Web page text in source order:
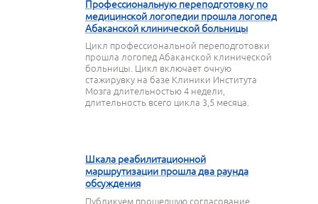
Профессиональную переподготовку по
медицинской логопедии прошла логопед
Абаканской клинической больницы
Цикл профессиональной переподготовки
прошла логопед Абаканской клинической
больницы. Цикл включает очную
стажирувку на базе Клиники Института
Мозга длительностью 4 недели,
длительность всего цикла 3,5 месяца.
Шкала реабилитационной
маршрутизации прошла два раунда
обсуждения
Публикуем прошедшую согласование